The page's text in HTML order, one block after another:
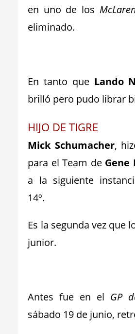
en uno de los
eliminado.
En tanto que Lando
brilló pero pudo librar
HIJO DE TIGRE
Mick Schumacher,
para el Team de Gene
a la siguiente
14º.
Es la segunda vez que
junior.
Antes fue en el GP
sábado 19 de junio,